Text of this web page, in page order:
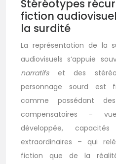
Stéréotypes
fiction
la surdité
La représentation de la
audiovisuels s’appuie
narratifs et des
personnage sourd est
comme possédant
compensatoires –
développée,
extraordinaires – qui
fiction que de la